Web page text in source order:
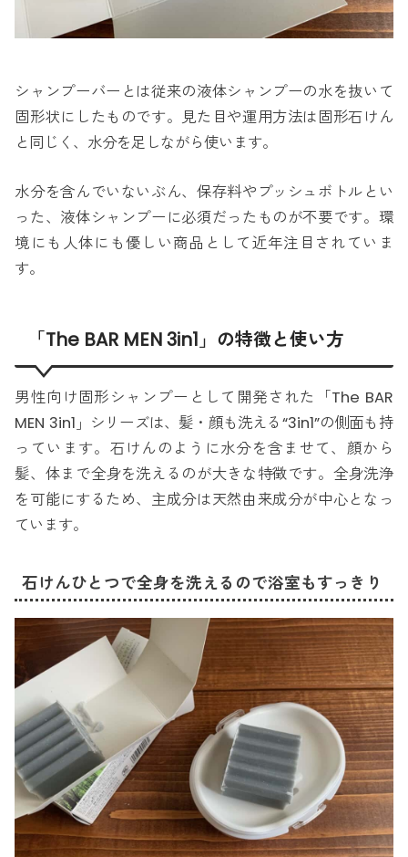
シャンプーバーとは従来の液体シャンプーの水を抜いて
固形状にしたものです。見た目や運用方法は固形石けん
と同じく、水分を足しながら使います。
水分を含んでいないぶん、保存料やプッシュボトルとい
った、液体シャンプーに必須だったものが不要です。環
境にも人体にも優しい商品として近年注目されていま
す。
「The BAR MEN 3in1」の特徴と使い方
男性向け固形シャンプーとして開発された「The BAR
MEN 3in1」シリーズは、髪・顔も洗える“3in1”の側面も持
っています。石けんのように水分を含ませて、顔から
髪、体まで全身を洗えるのが大きな特徴です。全身洗浄
を可能にするため、主成分は天然由来成分が中心となっ
ています。
石けんひとつで全身を洗えるので浴室もすっきり